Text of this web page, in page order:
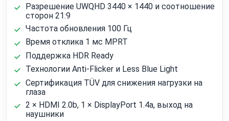
Разрешение UWQHD 3440 × 1440 и соотношение
сторон 21:9
Частота обновления 100 Гц
Время отклика 1 мс MPRT
Поддержка HDR Ready
Технологии Anti-Flicker и Less Blue Light
Сертификация TÜV для снижения нагрузки на
глаза
2 × HDMI 2.0b, 1 × DisplayPort 1.4a, выход на
наушники